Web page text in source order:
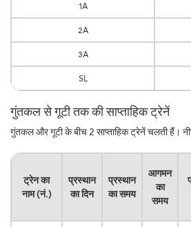
1A
2A
3A
SL
गुंतकल से गूटी तक की साप्ताहिक ट्रेनें
गुंतकल और गूटी के बीच 2 साप्ताहिक ट्रेनें चलती हैं।
ट्रेन का
नाम (नं.)
प्रस्थान
का दिन
प्रस्थान
का समय
आगमन
का
समय